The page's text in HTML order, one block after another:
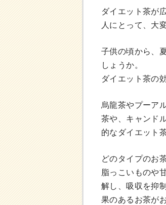
ダイエット茶が
人にとって、大
子供の頃から、
しょうか。
ダイエット茶の
烏龍茶やプーア
茶や、キャンド
的なダイエット
どのタイプのお
脂っこいものや
解し、吸収を抑
果のあるお茶が